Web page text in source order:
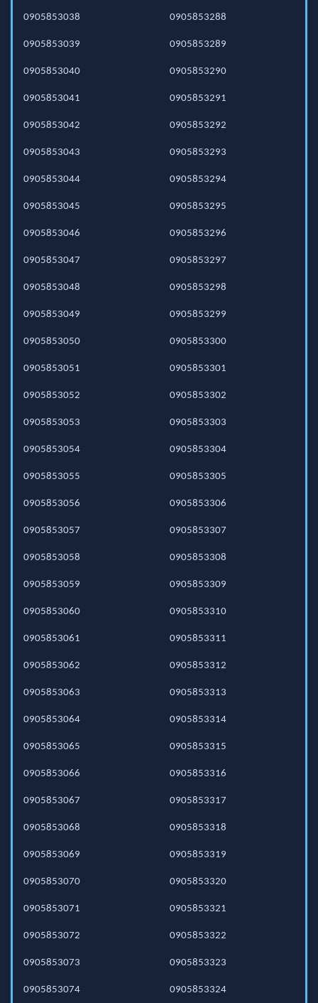
0905853038
0905853039
0905853040
0905853041
0905853042
0905853043
0905853044
0905853045
0905853046
0905853047
0905853048
0905853049
0905853050
0905853051
0905853052
0905853053
0905853054
0905853055
0905853056
0905853057
0905853058
0905853059
0905853060
0905853061
0905853062
0905853063
0905853064
0905853065
0905853066
0905853067
0905853068
0905853069
0905853070
0905853071
0905853072
0905853073
0905853074
0905853288
0905853289
0905853290
0905853291
0905853292
0905853293
0905853294
0905853295
0905853296
0905853297
0905853298
0905853299
0905853300
0905853301
0905853302
0905853303
0905853304
0905853305
0905853306
0905853307
0905853308
0905853309
0905853310
0905853311
0905853312
0905853313
0905853314
0905853315
0905853316
0905853317
0905853318
0905853319
0905853320
0905853321
0905853322
0905853323
0905853324